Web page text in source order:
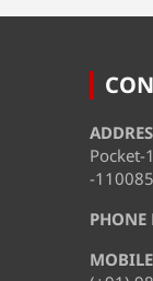
Pocket-
-
PHONE